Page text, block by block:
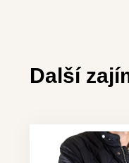
Další